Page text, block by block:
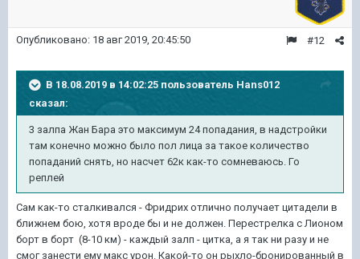
#12
Опубликовано: 18 авг 2019, 20:45:50
В 18.08.2019 в 14:02:25 пользователь Hans012
сказал:
3 залпа Жан Бара это максимум 24 попадания, в надстройки
там конечно можно было пол лица за такое количество
попаданий снять, но насчет 62к как-то сомневаюсь. Го
реплей
Сам как-то сталкивался - Фридрих отлично получает цитадели в
ближнем бою, хотя вроде бы и не должен. Перестрелка с Лионом
борт в борт (8-10 км) - каждый залп - цитка, а я так ни разу и не
смог занести ему макс урон. Какой-то он рыхло-бронированный в